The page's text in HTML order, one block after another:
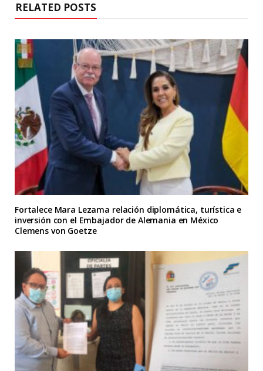
RELATED POSTS
Fortalece Mara Lezama relación diplomática, turística e
inversión con el Embajador de Alemania en México
Clemens von Goetze